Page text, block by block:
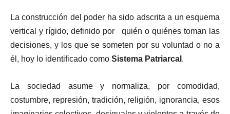
La construcción del poder ha sido adscrita a un esquema
vertical y rígido, definido por quién o quiénes toman las
decisiones, y los que se someten por su voluntad o no a
él, hoy lo identificado como Sistema Patriarcal .
La sociedad asume y normaliza, por comodidad,
costumbre, represión, tradición, religión, ignorancia, esos